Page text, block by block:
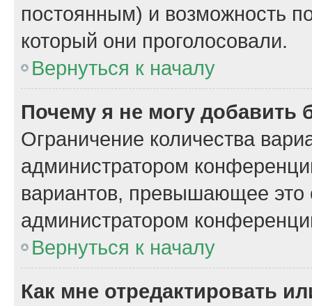
постоянным) и возможность
который они проголосовали.
Вернуться к началу
Почему я не могу добавить
Ограничение количества
администратором
вариантов, превышающее это
администратором
Вернуться к началу
Как мне отредактировать